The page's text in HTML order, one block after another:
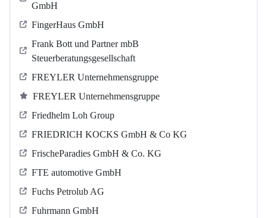
GmbH
FingerHaus GmbH
Frank Bott und Partner mbB
Steuerberatungsgesellschaft
FREYLER Unternehmensgruppe
FREYLER Unternehmensgruppe
Friedhelm Loh Group
FRIEDRICH KOCKS GmbH & Co KG
FrischeParadies GmbH & Co. KG
FTE automotive GmbH
Fuchs Petrolub AG
Fuhrmann GmbH